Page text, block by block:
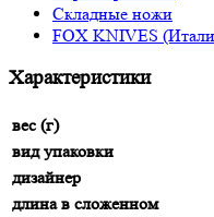
Складные ножи
FOX KNIVES
Характеристики
вес (г)
вид упаковки
дизайнер
длина в сложенном